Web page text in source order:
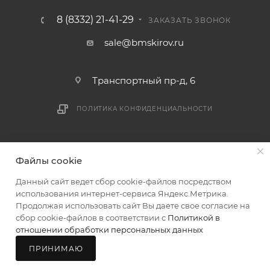
ВАЖНО: Покупатель обязан обеспечить наличие
отказаться от доставки. Стоимость повторной
Доставка заказов по России не осуществляется.
8 (8332) 21-41-29 ЗАКАЗАТЬ ЗВОНОК
sale@bmskirov.ru
Транспортный пр-д, 6
ПОЛИТИКА КОНФИДЕНЦИАЛЬНОСТИ
Файлы cookie
Данный сайт ведет сбор cookie-файлов посредством
использования интернет-сервиса Яндекс.Метрика.
Продолжая использовать сайт Вы даете свое согласие на
сбор cookie-файлов в соответствии с Политикой в
отношении обработки персональных данных
ПРИНИМАЮ
Главная
Каталог